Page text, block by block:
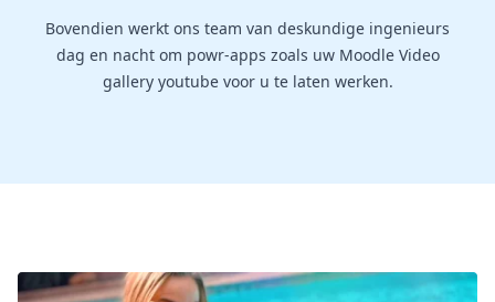
Bovendien werkt ons team van deskundige ingenieurs
dag en nacht om powr-apps zoals uw Moodle Video
gallery youtube voor u te laten werken.